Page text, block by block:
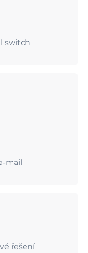
switch
mail
řešení